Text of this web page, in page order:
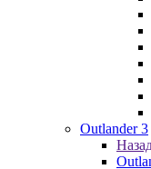
Outlander 3